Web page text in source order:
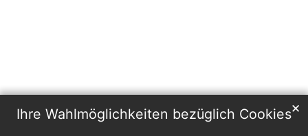
Ihre Wahlmöglichkeiten bezüglich Cookies✕